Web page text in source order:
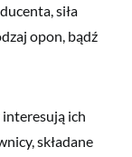
siła
opon, bądź
ich
składane